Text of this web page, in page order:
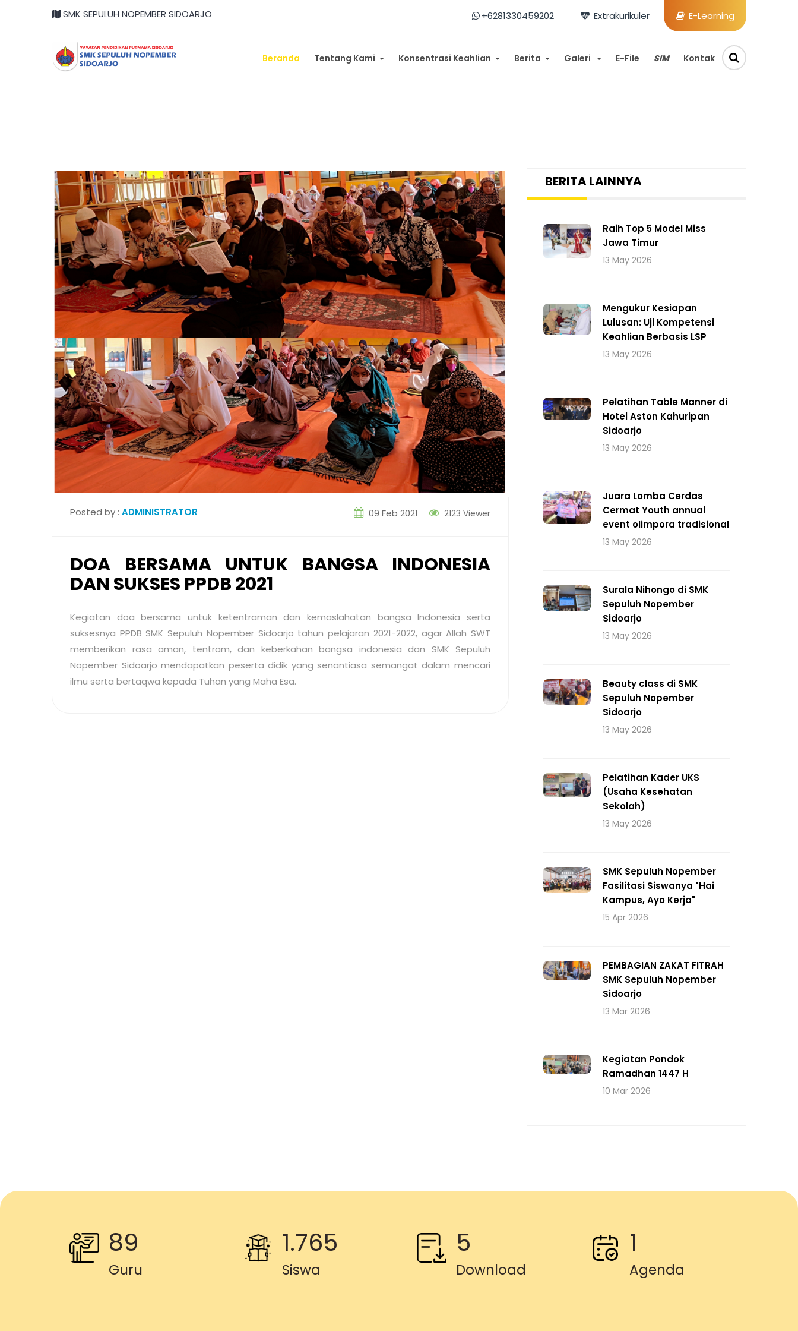
SMK SEPULUH NOPEMBER SIDOARJO +6281330459202 Extrakurikuler E-Learning
Beranda Tentang Kami Konsentrasi Keahlian Berita Galeri E-File SIM Kontak
Posted by : ADMINISTRATOR 09 Feb 2021 2123 Viewer
DOA BERSAMA UNTUK BANGSA INDONESIA
DAN SUKSES PPDB 2021
Kegiatan doa bersama untuk ketentraman dan kemaslahatan bangsa Indonesia serta
suksesnya PPDB SMK Sepuluh Nopember Sidoarjo tahun pelajaran 2021-2022, agar Allah SWT
memberikan rasa aman, tentram, dan keberkahan bangsa indonesia dan SMK Sepuluh
Nopember Sidoarjo mendapatkan peserta didik yang senantiasa semangat dalam mencari
ilmu serta bertaqwa kepada Tuhan yang Maha Esa.
BERITA LAINNYA
Raih Top 5 Model Miss
Jawa Timur
13 May 2026
Mengukur Kesiapan
Lulusan: Uji Kompetensi
Keahlian Berbasis LSP
13 May 2026
Pelatihan Table Manner di
Hotel Aston Kahuripan
Sidoarjo
13 May 2026
Juara Lomba Cerdas
Cermat Youth annual
event olimpora tradisional
13 May 2026
Surala Nihongo di SMK
Sepuluh Nopember
Sidoarjo
13 May 2026
Beauty class di SMK
Sepuluh Nopember
Sidoarjo
13 May 2026
Pelatihan Kader UKS
(Usaha Kesehatan
Sekolah)
13 May 2026
SMK Sepuluh Nopember
Fasilitasi Siswanya "Hai
Kampus, Ayo Kerja"
15 Apr 2026
PEMBAGIAN ZAKAT FITRAH
SMK Sepuluh Nopember
Sidoarjo
13 Mar 2026
Kegiatan Pondok
Ramadhan 1447 H
10 Mar 2026
89
Guru
1.765
Siswa
5
Download
1
Agenda